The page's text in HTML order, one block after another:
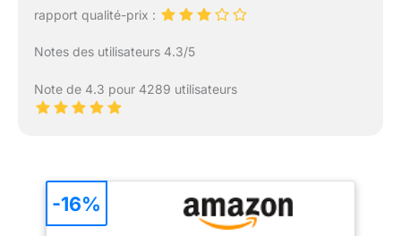
rapport qualité-prix :
Notes des utilisateurs 4.3/5
Note de 4.3 pour 4289 utilisateurs
-16%